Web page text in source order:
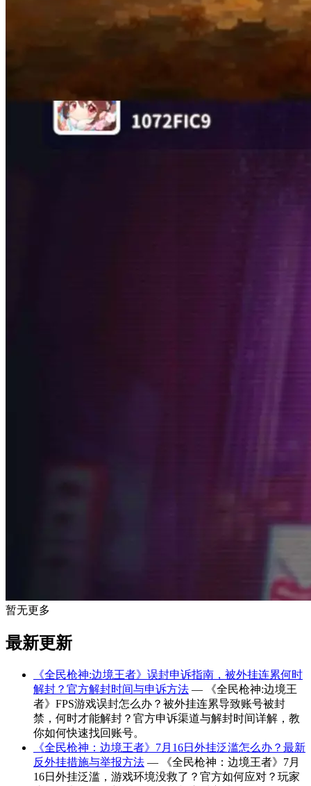
暂无更多
最新更新
《全民枪神:边境王者》误封申诉指南，被外挂连累何时
解封？官方解封时间与申诉方法 — 《全民枪神:边境王
者》FPS游戏误封怎么办？被外挂连累导致账号被封
禁，何时才能解封？官方申诉渠道与解封时间详解，教
你如何快速找回账号。
《全民枪神：边境王者》7月16日外挂泛滥怎么办？最新
反外挂措施与举报方法 — 《全民枪神：边境王者》7月
16日外挂泛滥，游戏环境没救了？官方如何应对？玩家